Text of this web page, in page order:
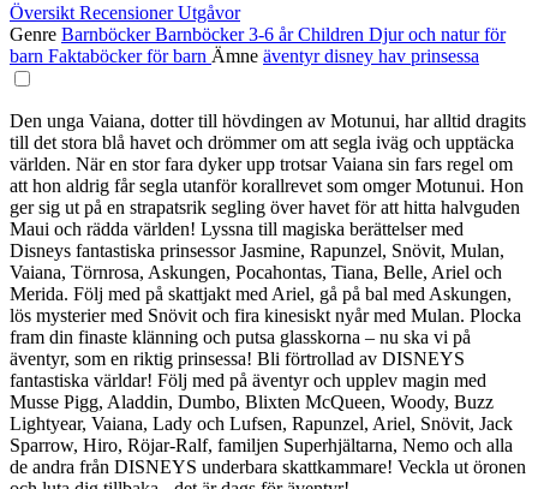
Översikt RecensionerUtgåvor
Genre BarnböckerBarnböcker 3-6 årChildren Djur och natur för
barn Faktaböcker för barn Ämne äventyrdisney hav prinsessa
Den unga Vaiana, dotter till hövdingen av Motunui, har alltid dragits
till det stora blå havet och drömmer om att segla iväg och upptäcka
världen. När en stor fara dyker upp trotsar Vaiana sin fars regel om
att hon aldrig får segla utanför korallrevet som omger Motunui. Hon
ger sig ut på en strapatsrik segling över havet för att hitta halvguden
Maui och rädda världen! Lyssna till magiska berättelser med
Disneys fantastiska prinsessor Jasmine, Rapunzel, Snövit, Mulan,
Vaiana, Törnrosa, Askungen, Pocahontas, Tiana, Belle, Ariel och
Merida. Följ med på skattjakt med Ariel, gå på bal med Askungen,
lös mysterier med Snövit och fira kinesiskt nyår med Mulan. Plocka
fram din finaste klänning och putsa glasskorna – nu ska vi på
äventyr, som en riktig prinsessa! Bli förtrollad av DISNEYS
fantastiska världar! Följ med på äventyr och upplev magin med
Musse Pigg, Aladdin, Dumbo, Blixten McQueen, Woody, Buzz
Lightyear, Vaiana, Lady och Lufsen, Rapunzel, Ariel, Snövit, Jack
Sparrow, Hiro, Röjar-Ralf, familjen Superhjältarna, Nemo och alla
de andra från DISNEYS underbara skattkammare! Veckla ut öronen